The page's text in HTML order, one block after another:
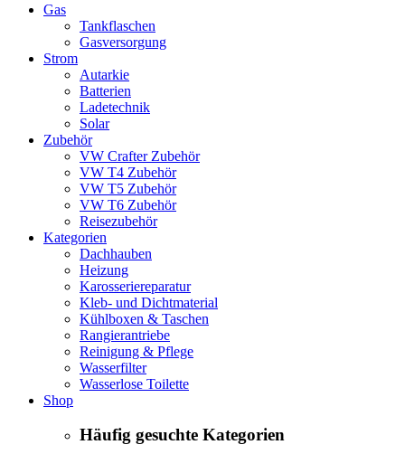
Gas
Tankflaschen
Gasversorgung
Strom
Autarkie
Batterien
Ladetechnik
Solar
Zubehör
VW Crafter Zubehör
VW T4 Zubehör
VW T5 Zubehör
VW T6 Zubehör
Reisezubehör
Kategorien
Dachhauben
Heizung
Karosseriereparatur
Kleb- und Dichtmaterial
Kühlboxen & Taschen
Rangierantriebe
Reinigung & Pflege
Wasserfilter
Wasserlose Toilette
Shop
Häufig gesuchte Kategorien